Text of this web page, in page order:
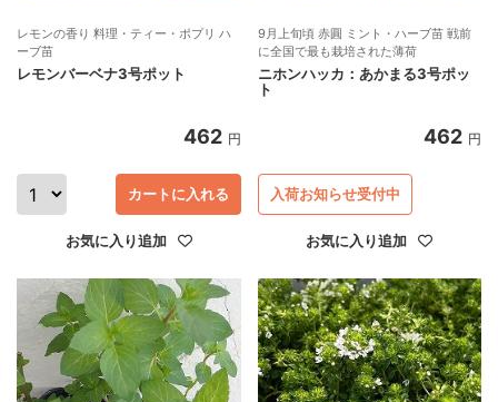
レモンの香り 料理・ティー・ポプリ ハ
ーブ苗
レモンバーベナ3号ポット
462 円
カートに入れる
お気に入り追加
9月上旬頃 赤圓 ミント・ハーブ苗 戦前
に全国で最も栽培された薄荷
ニホンハッカ：あかまる3号ポッ
ト
462 円
お気に入り追加
入荷お知らせ受付中